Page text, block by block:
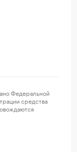
Федеральной
средства